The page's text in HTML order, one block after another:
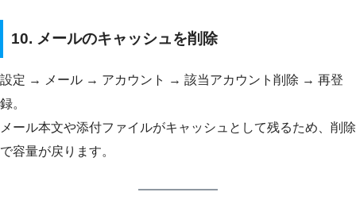
10. メールのキャッシュを削除
設定 → メール → アカウント → 該当アカウント削除 → 再登
録。
メール本文や添付ファイルがキャッシュとして残るため、削除
で容量が戻ります。